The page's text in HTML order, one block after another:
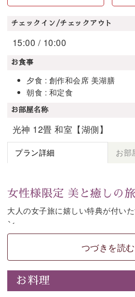
チェックイン/チェックアウト
15:00 / 10:00
お食事
夕食 : 創作和会席 美湖膳
朝食 : 和定食
お部屋名称
光神 12畳 和室【湖側】
プラン詳細 お部
女性様限定 美と癒しの
大人の女子旅に嬉しい特典が付い
ン。
女性同士の癒しの旅を愉しみたい
-----------【安心への取り組み】
個室料亭、貸切風呂のご利用が可
滞在いただけるよう
30項目以上からなる独自の衛生・
つづきを読む
お料理